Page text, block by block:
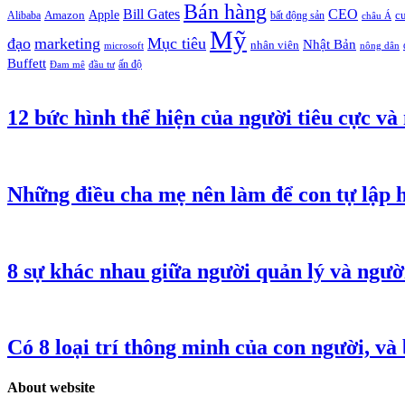
Alibaba Amazon Apple Bill Gates Bán hàng bất động sản CEO châu Á
đạo marketing microsoft Mục tiêu Mỹ nhân viên Nhật Bản nông dân
Buffett Đam mê đầu tư ấn độ
12 bức hình thể hiện của người tiêu cực
Những điều cha mẹ nên làm để con tự lập
8 sự khác nhau giữa người quản lý và
Có 8 loại trí thông minh của con người,
About website